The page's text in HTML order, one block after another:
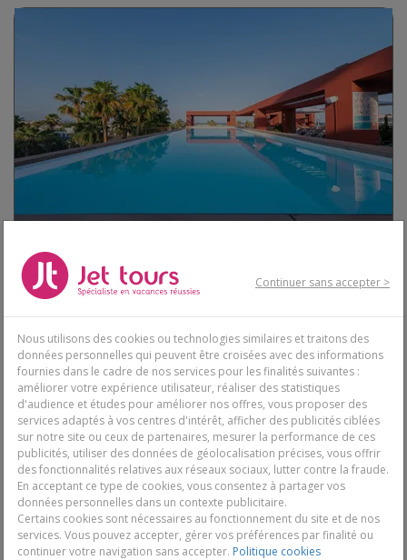
Club Lookéa Estival Almaris - Arrivée
Barcelone - Choix Flex 4*
Tout compris
Durées disponibles : 4 à 21 nuits
Dès 5 jours / 4 nuits
462 € TTC/pers.
Découvrir
Continuer sans accepter >
Nous utilisons des cookies ou technologies similaires et traitons des
données personnelles qui peuvent être croisées avec des informations
fournies dans le cadre de nos services pour les finalités suivantes :
améliorer votre expérience utilisateur, réaliser des statistiques
d'audience et études pour améliorer nos offres, vous proposer des
services adaptés à vos centres d'intérêt, afficher des publicités ciblées
sur notre site ou ceux de partenaires, mesurer la performance de ces
publicités, utiliser des données de géolocalisation précises, vous offrir
des fonctionnalités relatives aux réseaux sociaux, lutter contre la fraude.
En acceptant ce type de cookies, vous consentez à partager vos
données personnelles dans un contexte publicitaire.
Certains cookies sont nécessaires au fonctionnement du site et de nos
services. Vous pouvez accepter, gérer vos préférences par finalité ou
continuer votre navigation sans accepter. Politique cookies